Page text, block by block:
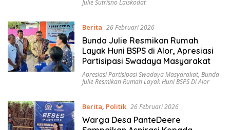
Julie Sutrisno Laiskodat
Berita 26 Februari 2026
Bunda Julie Resmikan Rumah
Layak Huni BSPS di Alor, Apresiasi
Partisipasi Swadaya Masyarakat
Apresiasi Partisipasi Swadaya Masyarakat, Bunda
Julie Resmikan Rumah Layak Huni BSPS Di Alor
Berita, Politik 26 Februari 2026
Warga Desa PanteDeere